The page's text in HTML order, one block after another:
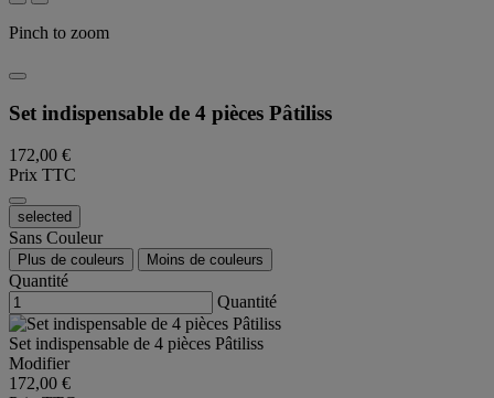
Pinch to zoom
Set indispensable de 4 pièces Pâtiliss
172,00 €
Prix TTC
selected
Sans Couleur
Plus de couleurs Moins de couleurs
Quantité
Quantité
Set indispensable de 4 pièces Pâtiliss
Modifier
172,00 €